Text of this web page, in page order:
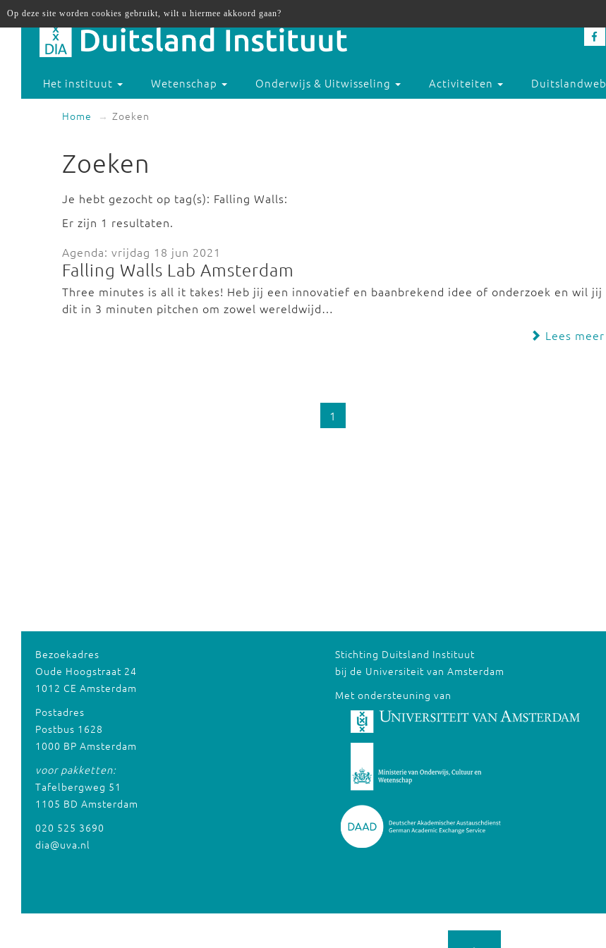
Het instituut Wetenschap Onderwijs & Uitwisseling Activiteiten Duitslandweb
Home Zoeken
Zoeken
Je hebt gezocht op tag(s): Falling Walls:
Er zijn 1 resultaten.
Agenda: vrijdag 18 jun 2021
Falling Walls Lab Amsterdam
Three minutes is all it takes! Heb jij een innovatief en baanbrekend idee of onderzoek en wil jij
dit in 3 minuten pitchen om zowel wereldwijd…
Lees meer
1
Bezoekadres
Oude Hoogstraat 24
1012 CE Amsterdam
Postadres
Postbus 1628
1000 BP Amsterdam
voor pakketten:
Tafelbergweg 51
1105 BD Amsterdam
020 525 3690
dia@uva.nl
Stichting Duitsland Instituut
bij de Universiteit van Amsterdam
Met ondersteuning van
Op deze site worden cookies gebruikt, wilt u hiermee akkoord gaan?